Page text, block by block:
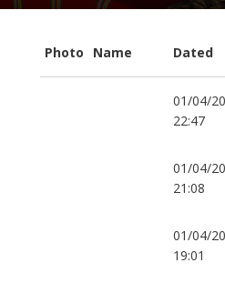
Photo Name Dated
01/04/
22:47
01/04/
21:08
01/04/
19:01